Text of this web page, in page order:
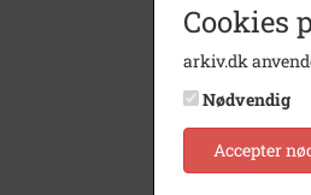
Cookies
arkiv.dk
Nødvendig
Accepter